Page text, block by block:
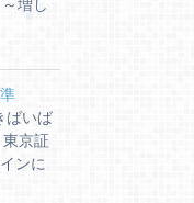
増し
ばいば
東京証
ンに